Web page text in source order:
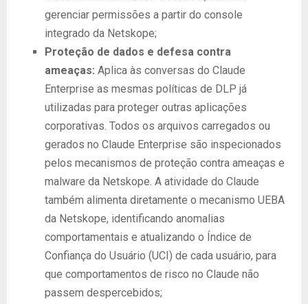
gerenciar permissões a partir do console
integrado da Netskope;
Proteção de dados e defesa contra
ameaças: Aplica às conversas do Claude
Enterprise as mesmas políticas de DLP já
utilizadas para proteger outras aplicações
corporativas. Todos os arquivos carregados ou
gerados no Claude Enterprise são inspecionados
pelos mecanismos de proteção contra ameaças e
malware da Netskope. A atividade do Claude
também alimenta diretamente o mecanismo UEBA
da Netskope, identificando anomalias
comportamentais e atualizando o Índice de
Confiança do Usuário (UCI) de cada usuário, para
que comportamentos de risco no Claude não
passem despercebidos;